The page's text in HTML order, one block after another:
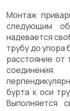
Монтаж
следующим
надевается
трубу до упора
расстояние от
бурта к оси
Выполняется